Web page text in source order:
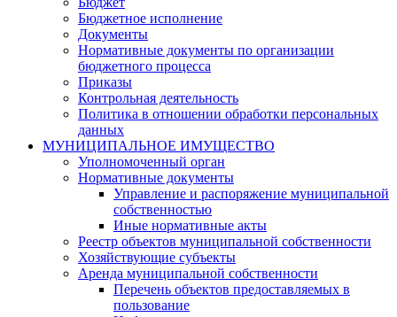
Бюджетное исполнение
Документы
Нормативные документы по организации
бюджетного процесса
Приказы
Контрольная деятельность
Политика в отношении обработки персональных
данных
МУНИЦИПАЛЬНОЕ ИМУЩЕСТВО
Уполномоченный орган
Нормативные документы
Управление и распоряжение муниципальной
собственностью
Иные нормативные акты
Реестр объектов муниципальной собственности
Хозяйствующие субъекты
Аренда муниципальной собственности
Перечень объектов предоставляемых в
пользование